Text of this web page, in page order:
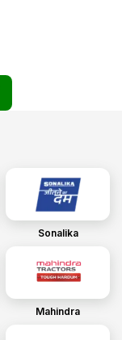
Sonalika
Mahindra